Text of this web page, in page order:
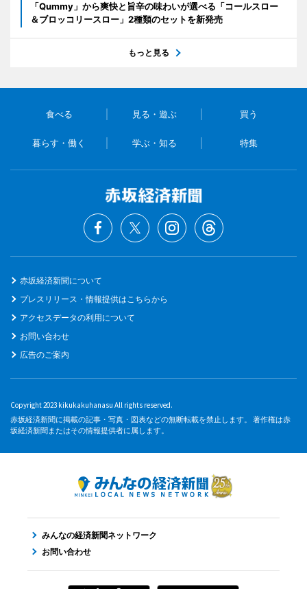
「Qummy」から爽快と旨辛の味わいが選べる「コールスロー
＆ブロッコリースロー」2種類のセットを新発売
もっと見る
食べる 見る・遊ぶ 買う
暮らす・働く 学ぶ・知る 特集
赤坂経済新聞について
プレスリリース・情報提供はこちらから
アクセスデータの利用について
お問い合わせ
広告のご案内
Copyright 2023 kikukakuhanasu All rights reserved.
赤坂経済新聞に掲載の記事・写真・図表などの無断転載を禁止します。 著作権は赤
坂経済新聞またはその情報提供者に属します。
みんなの経済新聞ネットワーク
お問い合わせ